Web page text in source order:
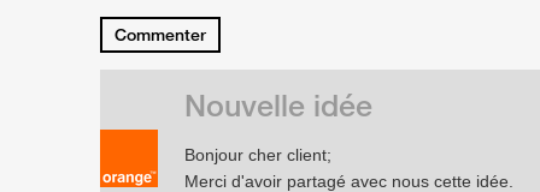
Commenter
Bonjour cher client;
Merci d'avoir partagé avec nous cette idée.
Nouvelle idée